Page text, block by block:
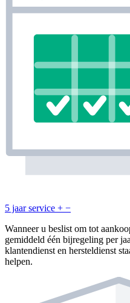
5 jaar service + −
Wanneer u beslist om tot
gemiddeld één bijregeling per
klantendienst en hersteldienst
helpen.